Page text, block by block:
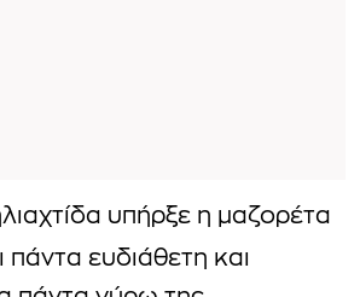
υπήρξε η μαζορέτα
πάντα ευδιάθετη και